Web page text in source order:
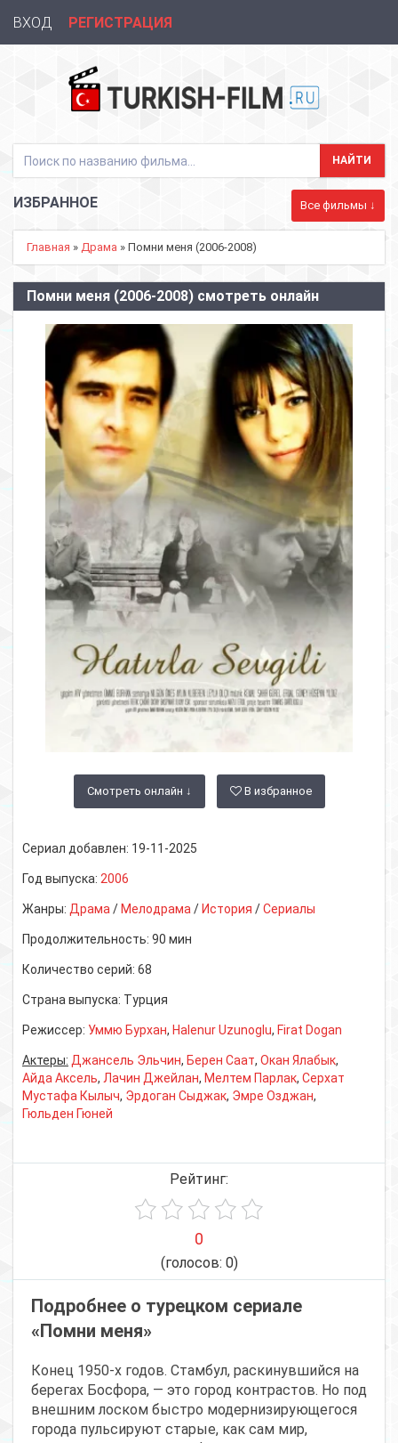
ВХОД РЕГИСТРАЦИЯ
ИЗБРАННОЕ Все фильмы ↓
Главная » Драма » Помни меня (2006-2008)
Помни меня (2006-2008) смотреть онлайн
Смотреть онлайн ↓ В избранное
Сериал добавлен: 19-11-2025
Год выпуска: 2006
Жанры: Драма/ Мелодрама/ История /Сериалы
Продолжительность: 90 мин
Количество серий: 68
Страна выпуска: Турция
Режиссер: Уммю Бурхан, Halenur Uzunoglu, Firat Dogan
Актеры: Джансель Эльчин, Берен Саат, Окан Ялабык,
Айда Аксель, Лачин Джейлан, Мелтем Парлак, Серхат
Мустафа Кылыч, Эрдоган Сыджак, Эмре Озджан,
Гюльден Гюней
Рейтинг:
0
(голосов: 0)
Подробнее о турецком сериале
«Помни меня»
Конец 1950-х годов. Стамбул, раскинувшийся на
берегах Босфора, — это город контрастов. Но под
внешним лоском быстро модернизирующегося
города пульсируют старые, как сам мир,